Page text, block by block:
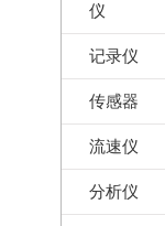
仪
记录仪
传感器
流速仪
分析仪